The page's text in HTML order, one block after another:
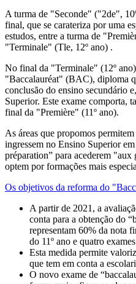
A turma de "Seconde" ("2de",
final, que se carateriza por uma
estudos, entre a turma de
"Terminale" (Tle, 12º ano) .
No final da "Terminale" (12º
"Baccalauréat" (BAC), diploma
conclusão do ensino secundário
Superior. Este exame comporta,
final da "Première" (11º ano).
As áreas que propomos
ingressem no Ensino Superior
préparation” para acederem "aux
optem por formações mais
Os objetivos da reforma do
A partir de 2021, a
conta para a obtenção do
representam 60% da nota
do 11º ano e quatro
Esta medida permite
que tem em conta a
O novo exame de